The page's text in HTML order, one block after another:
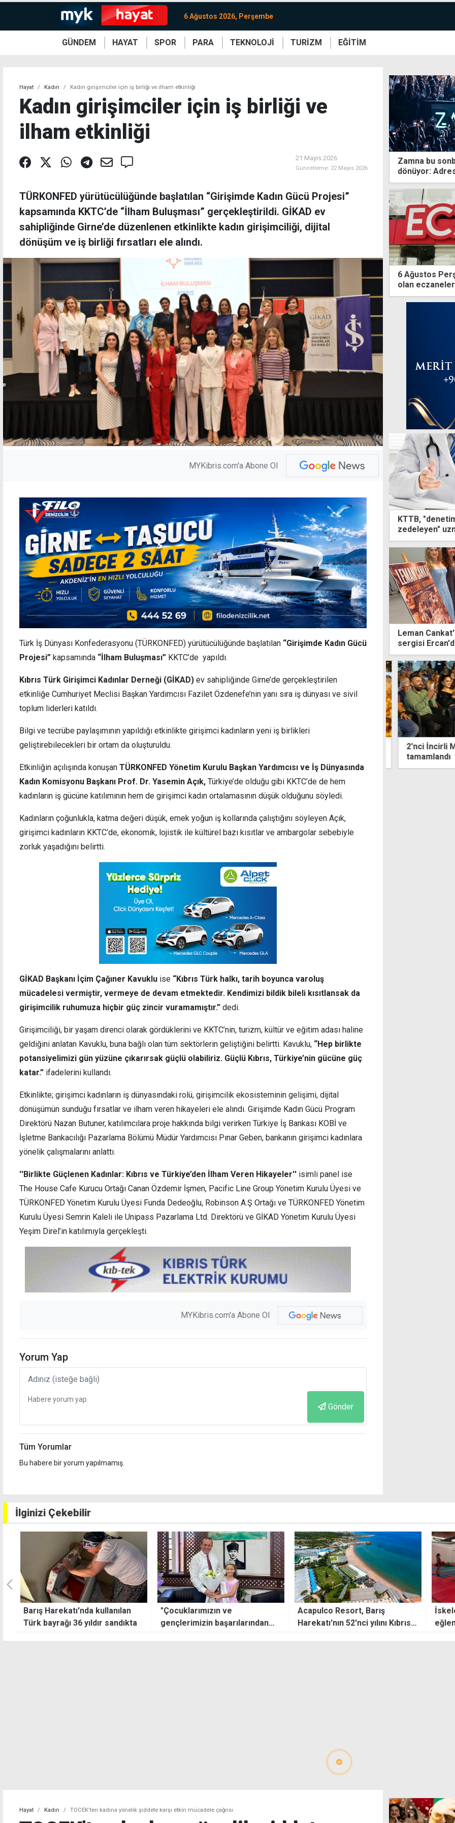
6 Ağustos 2026, Perşembe
GÜNDEM HAYAT SPOR PARA TEKNOLOJİ TURİZM EĞİTİM
Hayat Kadın Kadın girişimciler için iş birliği ve ilham etkinliği
Kadın girişimciler için iş birliği ve
ilham etkinliği
21 Mayıs 2026
Güncelleme: 22 Mayıs 2026
TÜRKONFED yürütücülüğünde başlatılan “Girişimde Kadın Gücü Projesi”
kapsamında KKTC’de “İlham Buluşması” gerçekleştirildi. GİKAD ev
sahipliğinde Girne’de düzenlenen etkinlikte kadın girişimciliği, dijital
dönüşüm ve iş birliği fırsatları ele alındı.
MYKibris.com'a Abone Ol
Türk İş Dünyası Konfederasyonu (TÜRKONFED) yürütücülüğünde başlatılan “Girişimde Kadın Gücü
Projesi” kapsamında “İlham Buluşması” KKTC’de yapıldı.
Kıbrıs Türk Girişimci Kadınlar Derneği (GİKAD) ev sahipliğinde Girne’de gerçekleştirilen
etkinliğe Cumhuriyet Meclisi Başkan Yardımcısı Fazilet Özdenefe’nin yanı sıra iş dünyası ve sivil
toplum liderleri katıldı.
Bilgi ve tecrübe paylaşımının yapıldığı etkinlikte girişimci kadınların yeni iş birlikleri
geliştirebilecekleri bir ortam da oluşturuldu.
Etkinliğin açılışında konuşan TÜRKONFED Yönetim Kurulu Başkan Yardımcısı ve İş Dünyasında
Kadın Komisyonu Başkanı Prof. Dr. Yasemin Açık, Türkiye’de olduğu gibi KKTC’de de hem
kadınların iş gücüne katılımının hem de girişimci kadın ortalamasının düşük olduğunu söyledi.
Kadınların çoğunlukla, katma değeri düşük, emek yoğun iş kollarında çalıştığını söyleyen Açık,
girişimci kadınların KKTC’de, ekonomik, lojistik ile kültürel bazı kısıtlar ve ambargolar sebebiyle
zorluk yaşadığını belirtti.
GİKAD Başkanı İçim Çağıner Kavuklu ise “Kıbrıs Türk halkı, tarih boyunca varoluş
mücadelesi vermiştir, vermeye de devam etmektedir. Kendimizi bildik bileli kısıtlansak da
girişimcilik ruhumuza hiçbir güç zincir vuramamıştır.” dedi.
Girişimciliği, bir yaşam direnci olarak gördüklerini ve KKTC’nin, turizm, kültür ve eğitim adası haline
geldiğini anlatan Kavuklu, buna bağlı olan tüm sektörlerin geliştiğini belirtti. Kavuklu, “Hep birlikte
potansiyelimizi gün yüzüne çıkarırsak güçlü olabiliriz. Güçlü Kıbrıs, Türkiye’nin gücüne güç
katar.” ifadelerini kullandı.
Etkinlikte; girişimci kadınların iş dünyasındaki rolü, girişimcilik ekosisteminin gelişimi, dijital
dönüşümün sunduğu fırsatlar ve ilham veren hikayeleri ele alındı. Girişimde Kadın Gücü Program
Direktörü Nazan Butuner, katılımcılara proje hakkında bilgi verirken Türkiye İş Bankası KOBİ ve
İşletme Bankacılığı Pazarlama Bölümü Müdür Yardımcısı Pınar Geben, bankanın girişimci kadınlara
yönelik çalışmalarını anlattı.
''Birlikte Güçlenen Kadınlar: Kıbrıs ve Türkiye’den İlham Veren Hikayeler'' isimli panel ise
The House Cafe Kurucu Ortağı Canan Özdemir İşmen, Pacific Line Group Yönetim Kurulu Üyesi ve
TÜRKONFED Yönetim Kurulu Üyesi Funda Dedeoğlu, Robinson A.Ş Ortağı ve TÜRKONFED Yönetim
Kurulu Üyesi Semrin Kaleli ile Unipass Pazarlama Ltd. Direktörü ve GİKAD Yönetim Kurulu Üyesi
Yeşim Direl’in katılımıyla gerçekleşti.
MYKibris.com'a Abone Ol
Yorum Yap
Gönder
Tüm Yorumlar
Bu habere bir yorum yapılmamış.
Zamna bu
dönüyor:
6 Ağustos
olan eczaneler
KTTB,
zedeleyen"
Leman
sergisi
Emekli Başsavcı Aşkan İlgen yaşamını yitirdi
2'nci İncirli
tamamlandı
İlginizi Çekebilir
"Çocuklarımızın ve
gençlerimizin başarılarından
Acapulco Resort, Barış
Harekatı'nın 52'nci yılını Kıbrıs
İskele'de yaz tatili eğitici ve
eğlenceli atölyelerle geçiyor
Hayat Kadın TOCEK'ten kadına yönelik şiddete karşı etkin mücadele çağrısı